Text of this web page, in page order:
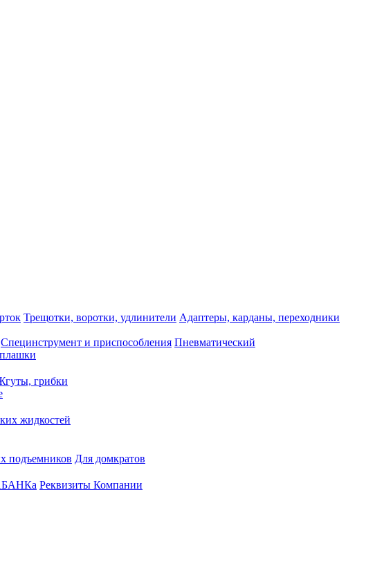
Трещотки, воротки, удлинители Адаптеры, карданы, переходники
Специнструмент и приспособления Пневматический
грибки
жидкостей
подъемников Для домкратов
Реквизиты Компании